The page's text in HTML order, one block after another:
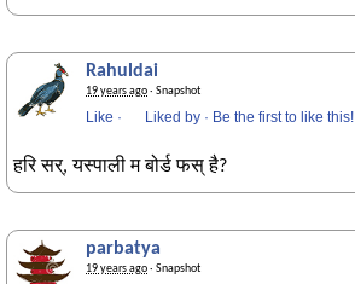
Rahuldai
19 years ago· Snapshot
Like · Liked by · Be the first to like this!
हरि सर्, यस्पाली म बोर्ड फस् है?
parbatya
19 years ago· Snapshot